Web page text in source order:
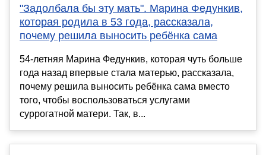
"Задолбала бы эту мать". Марина Федункив,
которая родила в 53 года, рассказала,
почему решила выносить ребёнка сама
54-летняя Марина Федункив, которая чуть больше
года назад впервые стала матерью, рассказала,
почему решила выносить ребёнка сама вместо
того, чтобы воспользоваться услугами
суррогатной матери. Так, в...